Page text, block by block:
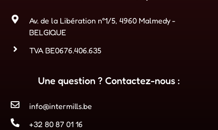
Av. de la Libération n°1/5, 4960 Malmedy -
BELGIQUE
TVA BE0676.406.635
Une question ? Contactez-nous :
info@intermills.be
+32 80 87 01 16